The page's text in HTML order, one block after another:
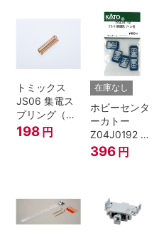
トミックス
JS06 集電ス
プリング（Ｌ
=7.5mm・4個
入） 鉄道模型
198 円
在庫なし
ホビーセンタ
ーカトー
Z04J0192 ク
モハ115 横須
賀色 ジャンパ
396 円